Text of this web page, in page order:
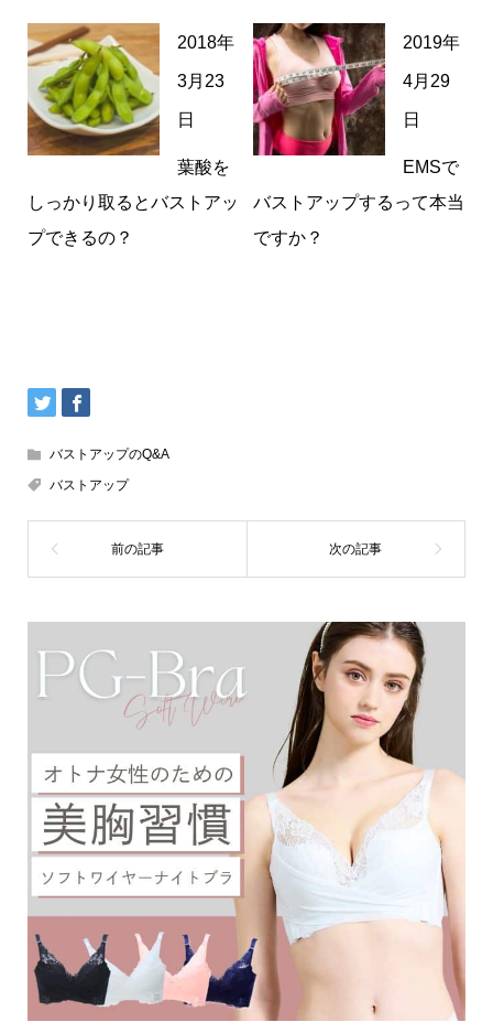
2018年
3月23
日
葉酸を
しっかり取るとバストアッ
プできるの？
2019年
4月29
日
EMSで
バストアップするって本当
ですか？
バストアップのQ&A
バストアップ